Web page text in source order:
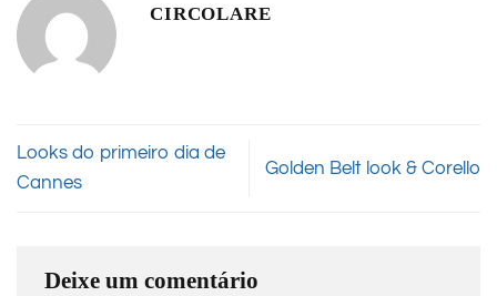
CIRCOLARE
Looks do primeiro dia de
Cannes
Golden Belt look & Corello
Deixe um comentário